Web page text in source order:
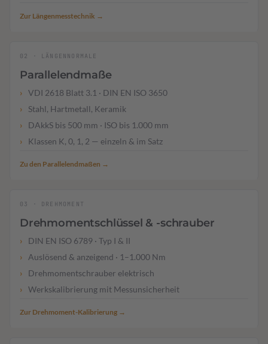
Zur Längenmesstechnik →
02 · LÄNGENNORMALE
Parallelendmaße
VDI 2618 Blatt 3.1 · DIN EN ISO 3650
Stahl, Hartmetall, Keramik
DAkkS bis 500 mm · ISO bis 1.000 mm
Klassen K, 0, 1, 2 — einzeln & im Satz
Zu den Parallelendmaßen →
03 · DREHMOMENT
Drehmomentschlüssel & -schrauber
DIN EN ISO 6789 · Typ I & II
Auslösend & anzeigend · 1–1.000 Nm
Drehmomentschrauber elektrisch
Werkskalibrierung mit Messunsicherheit
Zur Drehmoment-Kalibrierung →